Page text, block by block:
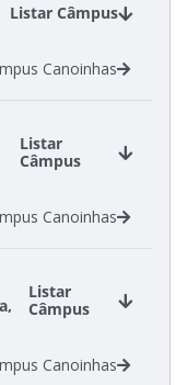
Listar Câmpus
Canoinhas
Listar
Câmpus
Canoinhas
Listar
Câmpus
Canoinhas